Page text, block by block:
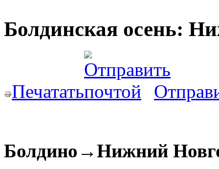
Болдинская осень:
Печатать
Болдино→Нижний